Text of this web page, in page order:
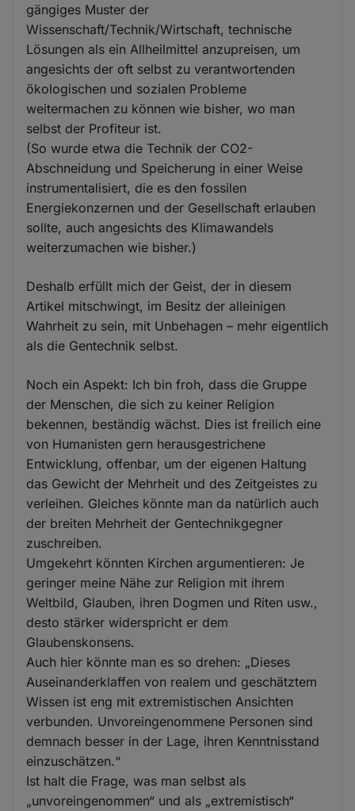
gängiges Muster der
Wissenschaft/Technik/Wirtschaft, technische
Lösungen als ein Allheilmittel anzupreisen, um
angesichts der oft selbst zu verantwortenden
ökologischen und sozialen Probleme
weitermachen zu können wie bisher, wo man
selbst der Profiteur ist.
(So wurde etwa die Technik der CO2-
Abschneidung und Speicherung in einer Weise
instrumentalisiert, die es den fossilen
Energiekonzernen und der Gesellschaft erlauben
sollte, auch angesichts des Klimawandels
weiterzumachen wie bisher.)
Deshalb erfüllt mich der Geist, der in diesem
Artikel mitschwingt, im Besitz der alleinigen
Wahrheit zu sein, mit Unbehagen – mehr eigentlich
als die Gentechnik selbst.
Noch ein Aspekt: Ich bin froh, dass die Gruppe
der Menschen, die sich zu keiner Religion
bekennen, beständig wächst. Dies ist freilich eine
von Humanisten gern herausgestrichene
Entwicklung, offenbar, um der eigenen Haltung
das Gewicht der Mehrheit und des Zeitgeistes zu
verleihen. Gleiches könnte man da natürlich auch
der breiten Mehrheit der Gentechnikgegner
zuschreiben.
Umgekehrt könnten Kirchen argumentieren: Je
geringer meine Nähe zur Religion mit ihrem
Weltbild, Glauben, ihren Dogmen und Riten usw.,
desto stärker widerspricht er dem
Glaubenskonsens.
Auch hier könnte man es so drehen: „Dieses
Auseinanderklaffen von realem und geschätztem
Wissen ist eng mit extremistischen Ansichten
verbunden. Unvoreingenommene Personen sind
demnach besser in der Lage, ihren Kenntnisstand
einzuschätzen.“
Ist halt die Frage, was man selbst als
„unvoreingenommen“ und als „extremistisch“